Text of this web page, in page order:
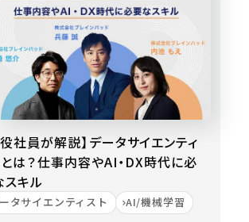
役社員が解説】データサイエンティ
とは？仕事内容やAI・DX時代に必
スキル
タサイエンティスト AI/機械学習